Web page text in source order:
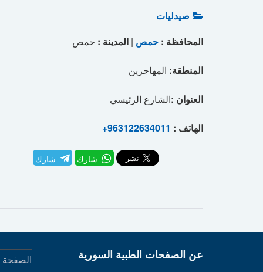
صيدليات
المحافظة : حمص | المدينة : حمص
المنطقة: المهاجرين
العنوان :الشارع الرئيسي
الهاتف : +963122634011
شارك شارك
عن الصفحات الطبية السورية
الصفحة